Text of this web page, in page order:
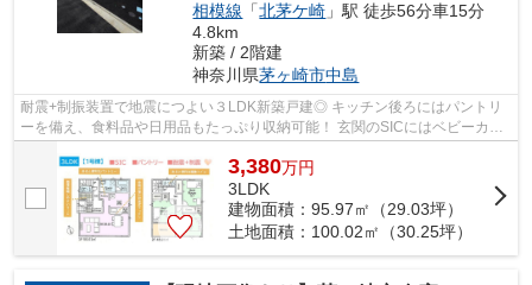
相模線 「北茅ケ崎 」駅 徒歩56分車15分
4.8km
新築 / 2階建
神奈川県茅ヶ崎市中島
耐震+制振装置で地震につよい３LDK新築戸建◎ キッチン後ろにはパントリ
ーを備え、食料品や日用品もたっぷり収納可能！ 玄関のSICにはベビーカー
3,380万円
3LDK
建物面積：95.97㎡（29.03坪）
土地面積：100.02㎡（30.25坪）